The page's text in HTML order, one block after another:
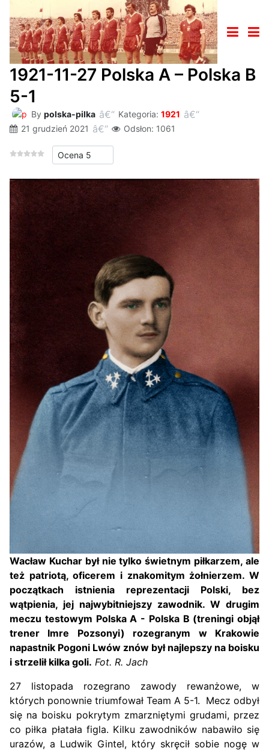
1921-11-27 Polska A – Polska B
5-1
By polska-pilka Kategoria: 1921
21 grudzień 2021
Odsłon: 1061
Proszę, oceń
Wacław Kuchar był nie tylko świetnym piłkarzem, ale
też patriotą, oficerem i znakomitym żołnierzem. W
początkach istnienia reprezentacji Polski, bez
wątpienia, jej najwybitniejszy zawodnik. W drugim
meczu testowym Polska A - Polska B (treningi objął
trener Imre Pozsonyi) rozegranym w Krakowie
napastnik Pogoni Lwów znów był najlepszy na boisku
i strzelił kilka goli. Fot. R. Jach
27 listopada rozegrano zawody rewanżowe, w
których ponownie triumfował Team A 5-1. Mecz odbył
się na boisku pokrytym zmarzniętymi grudami, przez
co piłka płatała figla. Kilku zawodników nabawiło się
urazów, a Ludwik Gintel, który skręcił sobie nogę w